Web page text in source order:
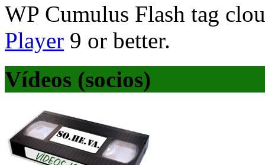
WP Cumulus Flash tag
Player 9 or better.
Vídeos (socios)